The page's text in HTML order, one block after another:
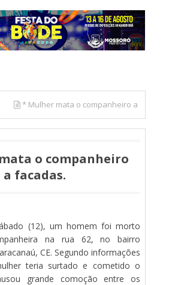
* Mulher mata o companheiro a
o companheiro
a facadas.
(12), um homem foi morto
na rua 62, no bairro
CE. Segundo informações
teria surtado e cometido o
grande comoção entre os